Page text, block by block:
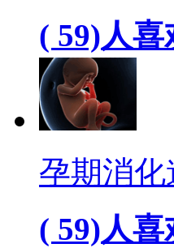
( 59)人喜
孕期消
( 59)人喜